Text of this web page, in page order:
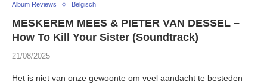
Album Reviews Belgisch
MESKEREM MEES & PIETER VAN DESSEL –
How To Kill Your Sister (Soundtrack)
21/08/2025
Het is niet van onze gewoonte om veel aandacht te besteden